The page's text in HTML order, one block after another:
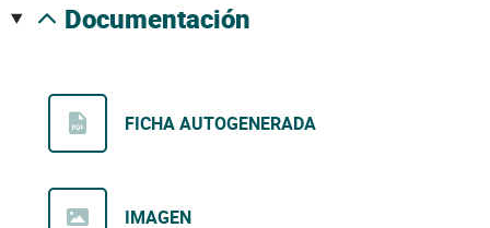
documentación
FICHA AUTOGENERADA
IMAGEN